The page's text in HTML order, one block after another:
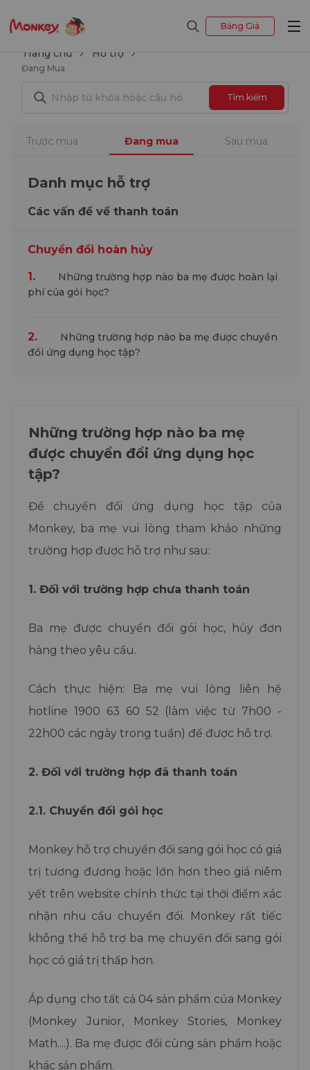
Bảng Giá
Trang chủ Hỗ trợ
Đang Mua
Tìm kiếm
Trước mua Đang mua Sau mua
Danh mục hỗ trợ
Các vấn đề về thanh toán
Chuyển đổi hoàn hủy
1.
Những trường hợp nào ba mẹ được hoàn lại
phí của gói học?
2.
Những trường hợp nào ba mẹ được chuyển
đổi ứng dụng học tập?
Những trường hợp nào ba mẹ
được chuyển đổi ứng dụng học
tập?
Để chuyển đổi ứng dụng học tập của
Monkey, ba mẹ vui lòng tham khảo những
trường hợp được hỗ trợ như sau:
1. Đối với trường hợp chưa thanh toán
Ba mẹ được chuyển đổi gói học, hủy đơn
hàng theo yêu cầu.
Cách thực hiện: Ba mẹ vui lòng liên hệ
hotline 1900 63 60 52 (làm việc từ 7h00 -
22h00 các ngày trong tuần) để được hỗ trợ.
2. Đối với trường hợp đã thanh toán
2.1. Chuyển đổi gói học
Monkey hỗ trợ chuyển đổi sang gói học có giá
trị tương đương hoặc lớn hơn theo giá niêm
yết trên website chính thức tại thời điểm xác
nhận nhu cầu chuyển đổi. Monkey rất tiếc
không thể hỗ trợ ba mẹ chuyển đổi sang gói
học có giá trị thấp hơn.
Áp dụng cho tất cả 04 sản phẩm của Monkey
(Monkey Junior, Monkey Stories, Monkey
Math....). Ba mẹ được đổi cùng sản phẩm hoặc
khác sản phẩm.